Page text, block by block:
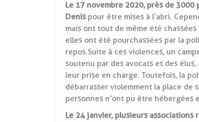
Le 17 novembre 2020, près de
Denis pour être mises à l’abri.
mais ont tout de même été
elles ont été pourchassées par la
repos. Suite à ces violences, un
soutenu par des avocats et des
leur prise en charge. Toutefois, la
débarrasser violemment la place de
personnes n’ont pu être hébergées
Le 24 janvier, plusieurs associations